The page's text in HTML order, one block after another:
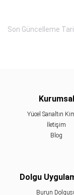
Son Güncelleme
Kurumsal
Yücel Sarıaltın
İletişim
Blog
Dolgu
Burun